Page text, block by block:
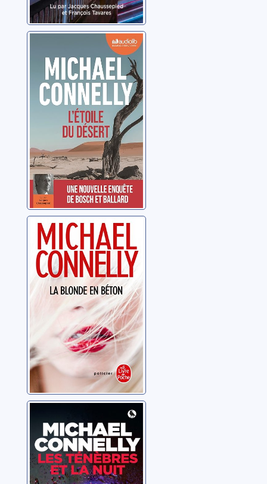
L'étoile du désert
Connelly, Michael
La blonde en
béton
Connelly, Michael
Les ténèbres et
la nuit
Connelly, Michael